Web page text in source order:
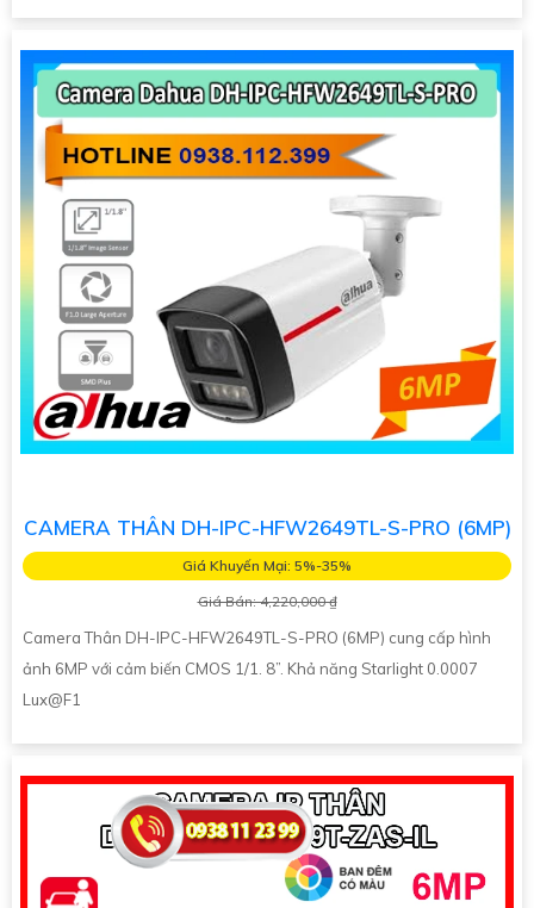
CAMERA THÂN DH-IPC-HFW2649TL-S-PRO (6MP)
Giá Khuyến Mại: 5%-35%
Giá Bán: 4,220,000 ₫
Camera Thân DH-IPC-HFW2649TL-S-PRO (6MP) cung cấp hình
ảnh 6MP với cảm biến CMOS 1/1. 8”. Khả năng Starlight 0.0007
Lux@F1